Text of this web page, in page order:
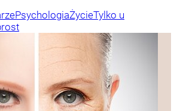
PsychologiaŻycieTylko u